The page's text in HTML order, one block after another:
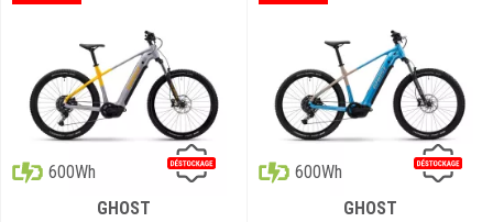
600Wh
GHOST
600Wh
GHOST